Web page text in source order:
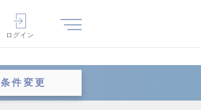
ログイン
条件変更